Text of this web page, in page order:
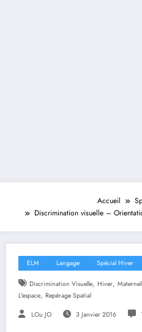
Accueil
Discrimination visuelle –
ELM Langage Spécial Hiver
Discrimination Visuelle, Hiver,
L'espace, Repérage Spatial
LOu JO 3 Janvier 2016